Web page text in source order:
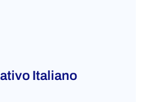
Italiano